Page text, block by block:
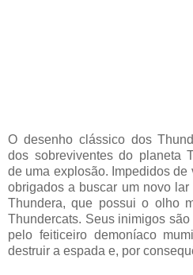
O desenho clássico dos
dos sobreviventes do planeta
de uma explosão. Impedidos de
obrigados a buscar um novo
Thundera, que possui o olho
Thundercats. Seus inimigos
pelo feiticeiro demoníaco
destruir a espada e, por